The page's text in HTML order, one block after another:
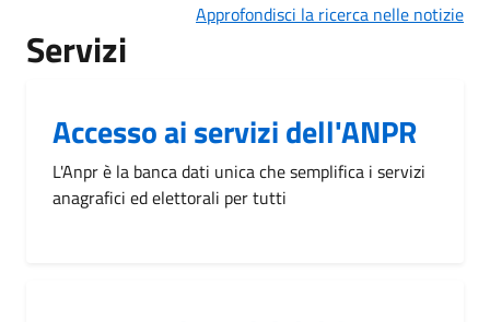
Approfondisci la ricerca nelle notizie
Servizi
Accesso ai servizi dell'ANPR
L'Anpr è la banca dati unica che semplifica i servizi
anagrafici ed elettorali per tutti